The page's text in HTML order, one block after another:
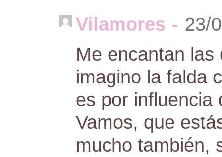
Vilamores - 23/
Me encantan
imagino la falda
es por influencia
Vamos, que
mucho también,